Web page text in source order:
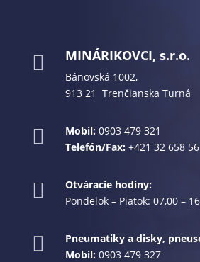
 MINÁRIKOVCI, s.r.o.
Bánovská 1002,
913 21 Trenčianska Turná
 Mobil:0903 479 321
Telefón/Fax:+421 32 658

Otváracie hodiny:
Pondelok – Piatok: 07,00 –

Pneumatiky a disky,
Mobil:0903 479 327